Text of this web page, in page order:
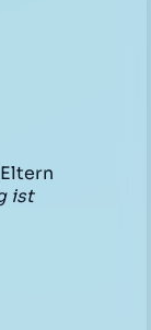
ist